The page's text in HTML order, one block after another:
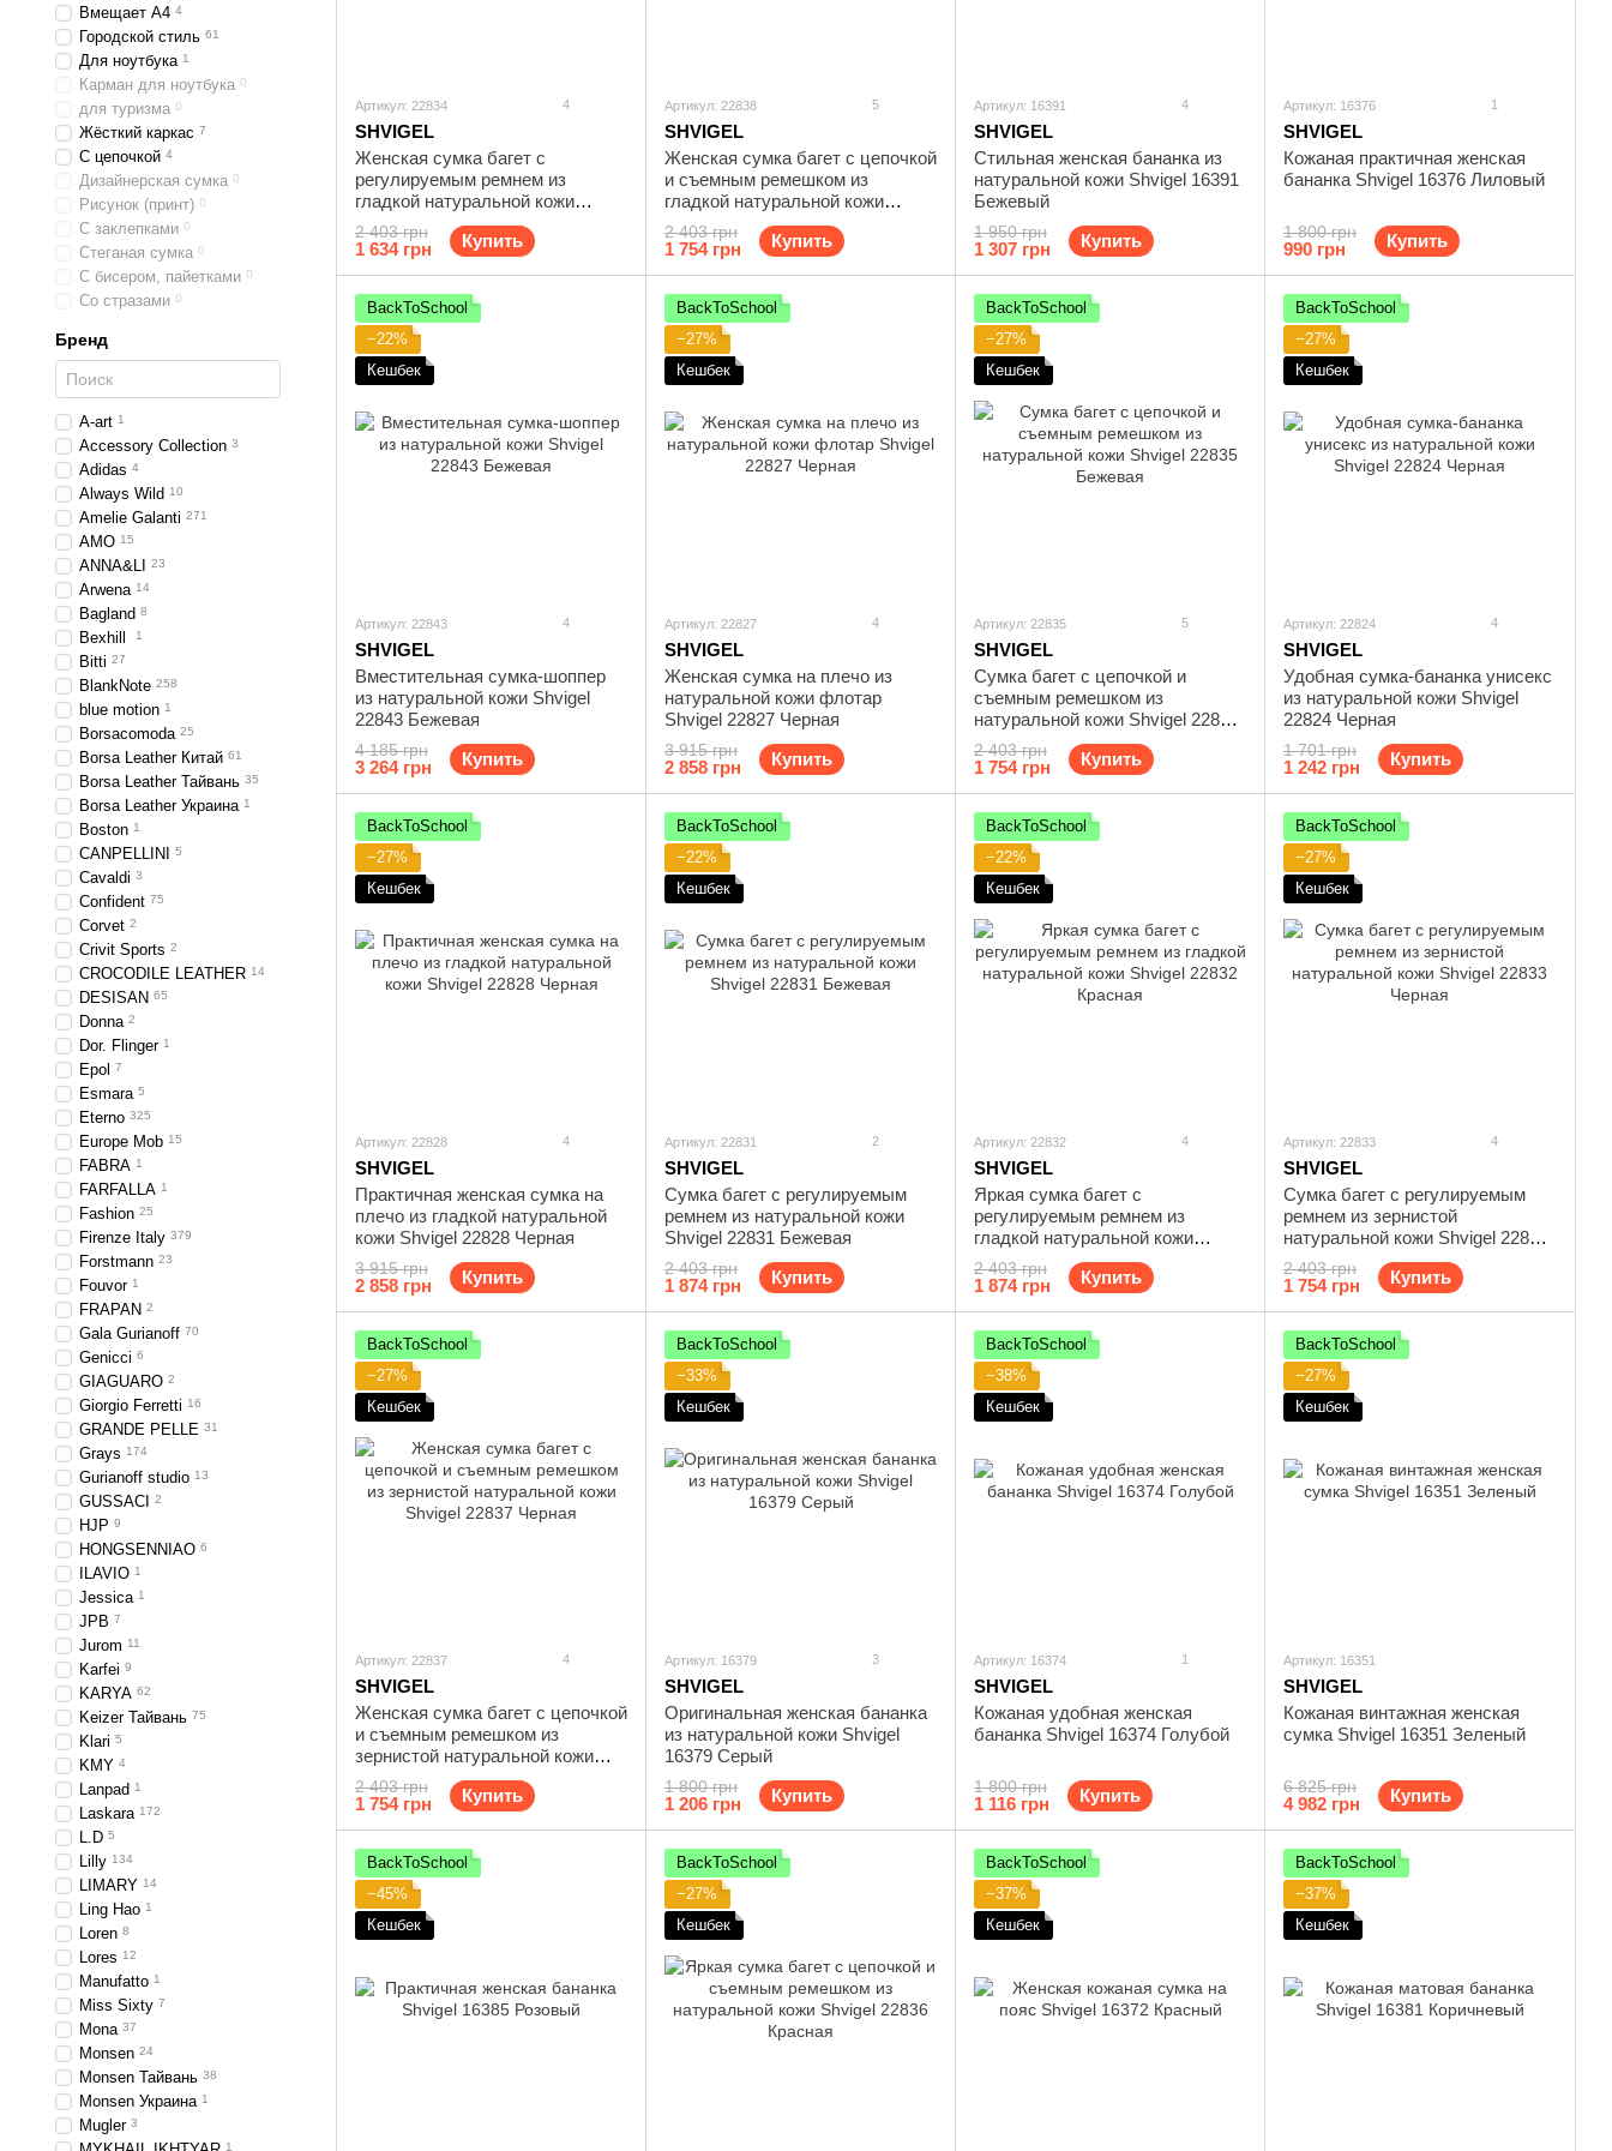
Артикул: 22834 4
SHVIGEL
Женская сумка багет с
регулируемым ремнем из
гладкой натуральной кожи
Shvigel 22834 Черная
2 403 грн
1 634 грн Купить
Артикул: 22838 5
SHVIGEL
Женская сумка багет с цепочкой
и съемным ремешком из
гладкой натуральной кожи
Shvigel 22838 Черная
2 403 грн
1 754 грн Купить
Артикул: 16391 4
SHVIGEL
Стильная женская бананка из
натуральной кожи Shvigel 16391
Бежевый
1 950 грн
1 307 грн Купить
Артикул: 16376 1
SHVIGEL
Кожаная практичная женская
бананка Shvigel 16376 Лиловый
1 800 грн
990 грн Купить
BackToSchool
−22%
Кешбек
Артикул: 22843 4
SHVIGEL
Вместительная сумка-шоппер
из натуральной кожи Shvigel
22843 Бежевая
4 185 грн
3 264 грн Купить
BackToSchool
−27%
Кешбек
Артикул: 22827 4
SHVIGEL
Женская сумка на плечо из
натуральной кожи флотар
Shvigel 22827 Черная
3 915 грн
2 858 грн Купить
BackToSchool
−27%
Кешбек
Артикул: 22835 5
SHVIGEL
Сумка багет с цепочкой и
съемным ремешком из
натуральной кожи Shvigel 22835
Бежевая
2 403 грн
1 754 грн Купить
BackToSchool
−27%
Кешбек
Артикул: 22824 4
SHVIGEL
Удобная сумка-бананка унисекс
из натуральной кожи Shvigel
22824 Черная
1 701 грн
1 242 грн Купить
BackToSchool
−27%
Кешбек
Артикул: 22828 4
SHVIGEL
Практичная женская сумка на
плечо из гладкой натуральной
кожи Shvigel 22828 Черная
3 915 грн
2 858 грн Купить
BackToSchool
−22%
Кешбек
Артикул: 22831 2
SHVIGEL
Сумка багет с регулируемым
ремнем из натуральной кожи
Shvigel 22831 Бежевая
2 403 грн
1 874 грн Купить
BackToSchool
−22%
Кешбек
Артикул: 22832 4
SHVIGEL
Яркая сумка багет с
регулируемым ремнем из
гладкой натуральной кожи
Shvigel 22832 Красная
2 403 грн
1 874 грн Купить
BackToSchool
−27%
Кешбек
Артикул: 22833 4
SHVIGEL
Сумка багет с регулируемым
ремнем из зернистой
натуральной кожи Shvigel 22833
Черная
2 403 грн
1 754 грн Купить
BackToSchool
−27%
Кешбек
Артикул: 22837 4
SHVIGEL
Женская сумка багет с цепочкой
и съемным ремешком из
зернистой натуральной кожи
Shvigel 22837 Черная
2 403 грн
1 754 грн Купить
BackToSchool
−33%
Кешбек
Артикул: 16379 3
SHVIGEL
Оригинальная женская бананка
из натуральной кожи Shvigel
16379 Серый
1 800 грн
1 206 грн Купить
BackToSchool
−38%
Кешбек
Артикул: 16374 1
SHVIGEL
Кожаная удобная женская
бананка Shvigel 16374 Голубой
1 800 грн
1 116 грн Купить
BackToSchool
−27%
Кешбек
Артикул: 16351
SHVIGEL
Кожаная винтажная женская
сумка Shvigel 16351 Зеленый
6 825 грн
4 982 грн Купить
BackToSchool
−45%
Кешбек
BackToSchool
−27%
Кешбек
BackToSchool
−37%
Кешбек
BackToSchool
−37%
Кешбек
Вмещает А4 4
Городской стиль 61
Для ноутбука 1
Карман для ноутбука 0
для туризма 0
Жёсткий каркас 7
С цепочкой 4
Дизайнерская сумка 0
Рисунок (принт) 0
С заклепками 0
Стеганая сумка 0
С бисером, пайетками 0
Со стразами 0
Бренд
A-art 1
Accessory Collection 3
Adidas 4
Always Wild 10
Amelie Galanti 271
AMO 15
ANNA&LI 23
Arwena 14
Bagland 8
Bexhill 1
Bitti 27
BlankNote 258
blue motion 1
Borsacomoda 25
Borsa Leather Китай 61
Borsa Leather Тайвань 35
Borsa Leather Украина 1
Boston 1
CANPELLINI 5
Cavaldi 3
Confident 75
Corvet 2
Crivit Sports 2
CROCODILE LEATHER 14
DESISAN 65
Donna 2
Dor. Flinger 1
Epol 7
Esmara 5
Eterno 325
Europe Mob 15
FABRA 1
FARFALLA 1
Fashion 25
Firenze Italy 379
Forstmann 23
Fouvor 1
FRAPAN 2
Gala Gurianoff 70
Genicci 6
GIAGUARO 2
Giorgio Ferretti 16
GRANDE PELLE 31
Grays 174
Gurianoff studio 13
GUSSACI 2
HJP 9
HONGSENNIAO 6
ILAVIO 1
Jessica 1
JPB 7
Jurom 11
Karfei 9
KARYA 62
Keizer Тайвань 75
Klari 5
KMY 4
Lanpad 1
Laskara 172
L.D 5
Lilly 134
LIMARY 14
Ling Hao 1
Loren 8
Lores 12
Manufatto 1
Miss Sixty 7
Mona 37
Monsen 24
Monsen Тайвань 38
Monsen Украина 1
Mugler 3
1